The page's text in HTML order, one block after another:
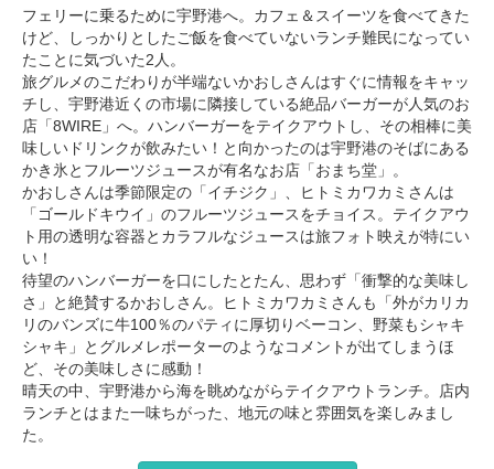
フェリーに乗るために宇野港へ。カフェ＆スイーツを食べてきた
けど、しっかりとしたご飯を食べていないランチ難民になってい
たことに気づいた2人。
旅グルメのこだわりが半端ないかおしさんはすぐに情報をキャッ
チし、宇野港近くの市場に隣接している絶品バーガーが人気のお
店「8WIRE」へ。ハンバーガーをテイクアウトし、その相棒に美
味しいドリンクが飲みたい！と向かったのは宇野港のそばにある
かき氷とフルーツジュースが有名なお店「おまち堂」。
かおしさんは季節限定の「イチジク」、ヒトミカワカミさんは
「ゴールドキウイ」のフルーツジュースをチョイス。テイクアウ
ト用の透明な容器とカラフルなジュースは旅フォト映えが特にい
い！
待望のハンバーガーを口にしたとたん、思わず「衝撃的な美味し
さ」と絶賛するかおしさん。ヒトミカワカミさんも「外がカリカ
リのバンズに牛100％のパティに厚切りベーコン、野菜もシャキ
シャキ」とグルメレポーターのようなコメントが出てしまうほ
ど、その美味しさに感動！
晴天の中、宇野港から海を眺めながらテイクアウトランチ。店内
ランチとはまた一味ちがった、地元の味と雰囲気を楽しみまし
た。